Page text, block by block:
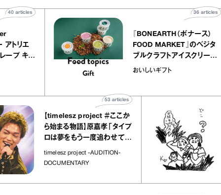
atelier
リー アトリエ
ルクレープ キャ
40 articles
『BONEARTH（ボナー
FOOD MARKET』の
ブルクラフトアイスク
｜真野知子の「おいし
おいしいギフト
36
【timelesz project ＃ここか
ら始まる物語】原嘉孝「タイプ
ロは夢をもう一度追わせてく
れた場所」
timelesz project -AUDITION-
DOCUMENTARY
articles